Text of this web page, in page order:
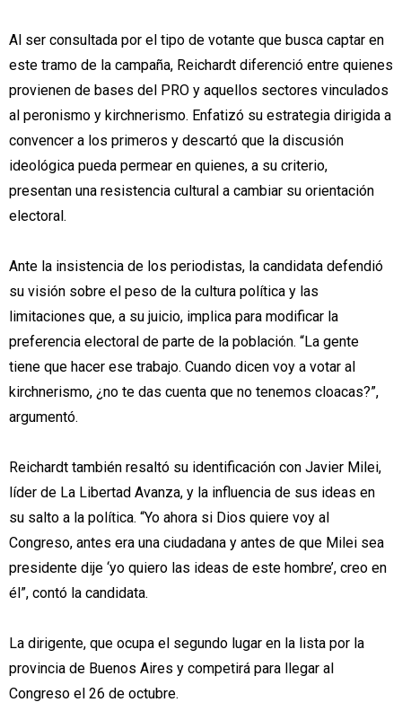
Al ser consultada por el tipo de votante que busca captar en
este tramo de la campaña, Reichardt diferenció entre quienes
provienen de bases del PRO y aquellos sectores vinculados
al peronismo y kirchnerismo. Enfatizó su estrategia dirigida a
convencer a los primeros y descartó que la discusión
ideológica pueda permear en quienes, a su criterio,
presentan una resistencia cultural a cambiar su orientación
electoral.
Ante la insistencia de los periodistas, la candidata defendió
su visión sobre el peso de la cultura política y las
limitaciones que, a su juicio, implica para modificar la
preferencia electoral de parte de la población. “La gente
tiene que hacer ese trabajo. Cuando dicen voy a votar al
kirchnerismo, ¿no te das cuenta que no tenemos cloacas?”,
argumentó.
Reichardt también resaltó su identificación con Javier Milei,
líder de La Libertad Avanza, y la influencia de sus ideas en
su salto a la política. “Yo ahora si Dios quiere voy al
Congreso, antes era una ciudadana y antes de que Milei sea
presidente dije ‘yo quiero las ideas de este hombre’, creo en
él”, contó la candidata.
La dirigente, que ocupa el segundo lugar en la lista por la
provincia de Buenos Aires y competirá para llegar al
Congreso el 26 de octubre.